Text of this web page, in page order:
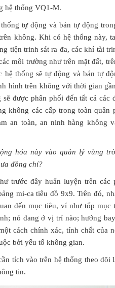
hệ thống VQ1-M.
tự động và bán tự động
không. Khi có hệ thống này,
tiện trinh sát ra đa, các khí tài
môi trường như trên mặt đất,
hệ thống sẽ tự động và bán tự
hình trên không với thời gian
được phân phối đến tất cả các
không các cấp trong toàn quân
an toàn, an ninh hàng không
hóa này vào quản lý vùng
đồng chí?
trước đây huấn luyện trên các
mi-ca tiêu đồ 9x9. Trên đó,
đến mục tiêu, ví như tốp mục
nó đang ở vị trí nào; hướng
cách chính xác, tính chất của
bởi yếu tố không gian.
tích vào trên hệ thống theo dõi
tin.